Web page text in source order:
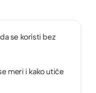
se koristi bez
meri i kako utiče